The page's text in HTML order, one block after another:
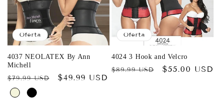
Oferta
4037 NEOLATEX By Ann
Michell
Precio
habitual
$79.99 USD
Precio
$49.99 USD
Oferta
4024 3 Hook and Velcro
Precio
$89.99 USD
Precio
$55.00 USD